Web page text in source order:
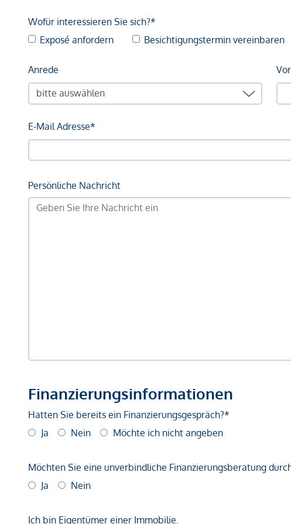
Wofür interessieren Sie sich?*
Exposé anfordern
Besichtigungstermin vereinbaren
Anrede
E-Mail Adresse*
Persönliche Nachricht
Finanzierungsinformationen
Hatten Sie bereits ein Finanzierungsgespräch?*
Ja
Nein Möchte ich nicht angeben
Möchten Sie eine unverbindliche Finanzierungsberatung
Ja
Nein
Ich bin Eigentümer einer Immobilie.